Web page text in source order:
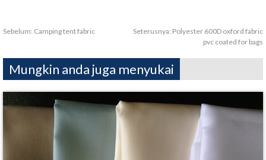
Sebelum: Camping tent fabric Seterusnya: Polyester 600D oxford fabric
pvc coated for bags
Mungkin anda juga menyukai